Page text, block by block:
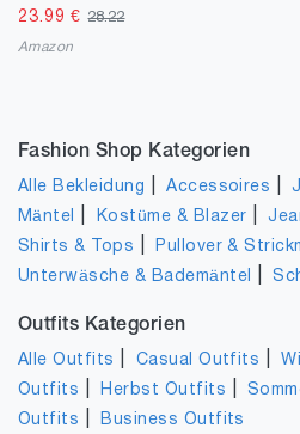
23.99 €28.22
Amazon
Fashion Shop Kategorien
Alle Bekleidung |Accessoires |
Mäntel Kostüme & Blazer |
Shirts & Tops Pullover &
Unterwäsche & Bademäntel |
Outfits Kategorien
Alle Outfits Casual Outfits |
Outfits
Herbst Outfits
Outfits
Business Outfits